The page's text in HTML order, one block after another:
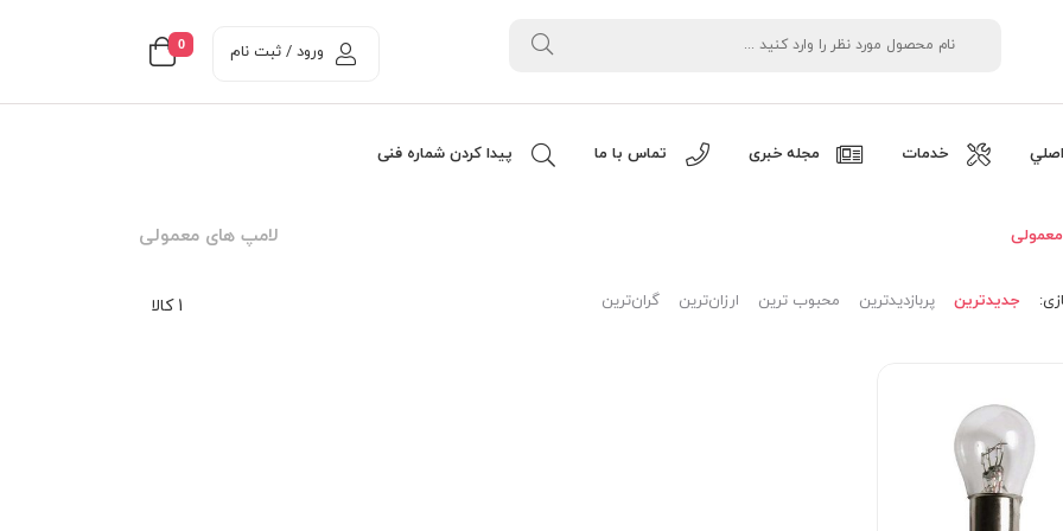
0 ورود / ثبت نام
خدمات مجله خبری تماس با ما پیدا کردن شماره فنی
لامپ های معمولی
1 کالا جدیدترین پربازدیدترین محبوب ترین ارزان‌ترین گران‌ترین